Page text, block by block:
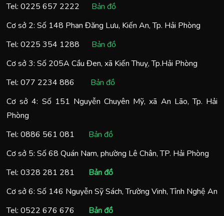
Tel: 0225 657 2222
Bản đồ
Cơ sở 2: Số 148 Phan Đăng Lưu, Kiến An, Tp. Hải Phòng
Tel: 0225 354 1288
Bản đồ
Cơ sở 3: Số 205A Cầu Đen, xã Kiến Thuỵ, Tp.Hải Phòng
Tel: 077 2234 886
Bản đồ
Cơ sở 4: Số 151 Nguyễn Chuyên Mỹ, xã An Lão, Tp. Hải
Phòng
Tel: 0886 561 081
Bản đồ
Cơ sở 5: Số 68 Quán Nam, phường Lê Chân, TP. Hải Phòng
Tel: 0328 281 281
Bản đồ
Cơ sở 6: Số 146 Nguyễn Sỹ Sách, Trường Vinh, Tỉnh Nghệ An
Tel: 0522 676 676
Bản đồ